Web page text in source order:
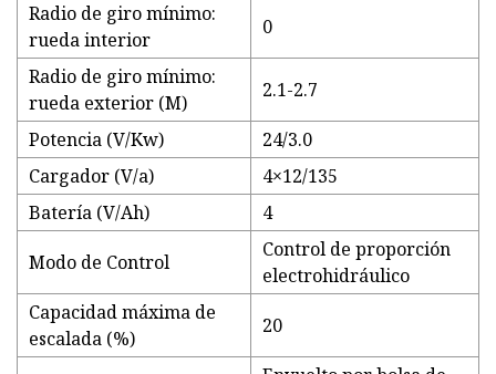
Radio de giro mínimo:
rueda interior
0
Radio de giro mínimo:
rueda exterior (M)
2.1-2.7
Potencia (V/Kw)
24/3.0
Cargador (V/a)
4×12/135
Batería (V/Ah)
4
Modo de Control
Control de proporción
electrohidráulico
Capacidad máxima de
escalada (%)
20